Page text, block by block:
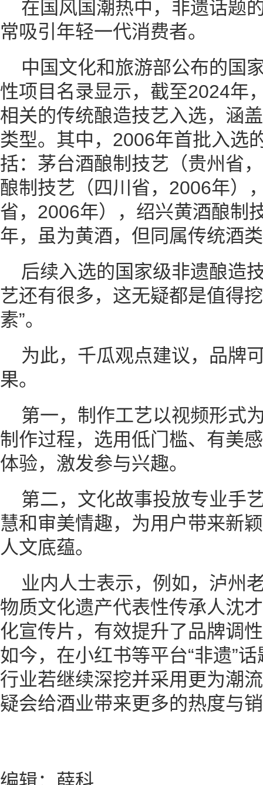
在国风国潮热中，非遗话题
常吸引年轻一代消费者。
中国文化和旅游部公布的国
性项目名录显示，截至2024年
相关的传统酿造技艺入选，涵
类型。其中，2006年首批入选
括：茅台酒酿制技艺（贵州省
酿制技艺（四川省，2006年）
省，2006年），绍兴黄酒酿制
年，虽为黄酒，但同属传统酒
后续入选的国家级非遗酿造
艺还有很多，这无疑都是值得
素”。
为此，千瓜观点建议，品牌
果。
第一，制作工艺以视频形式
制作过程，选用低门槛、有美
体验，激发参与兴趣。
第二，文化故事投放专业手
慧和审美情趣，为用户带来新
人文底蕴。
业内人士表示，例如，泸州
物质文化遗产代表性传承人沈
化宣传片，有效提升了品牌调
如今，在小红书等平台“非遗”
行业若继续深挖并采用更为潮
疑会给酒业带来更多的热度与
编辑：薛科